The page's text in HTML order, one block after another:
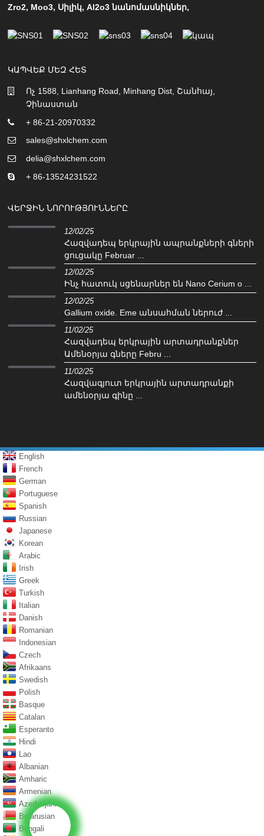
Zro2, Moo3, Սիլիկ,Al2o3 նանոմասնիկներ,
ԿԱՊՎԵՔ ՄԵԶ ՀԵՏ
Ոչ 1588, Lianhang Road, Minhang Dist, Շանհայ,
Չինաստան
+ 86-21-20970332
sales@shxlchem.com
delia@shxlchem.com
+ 86-13524231522
ՎԵՐՋԻՆ ՆՈՐՈՒԹՅՈՒՆՆԵՐԸ
12/02/25
Հազվադեպ երկրային ապրանքների գների
ցուցակը Februar ...
12/02/25
Ինչ հատուկ սցենարներ են Nano Cerium o ...
12/02/25
Gallium oxide. Eme անսահման ներուժ ...
11/02/25
Հազվադեպ երկրային արտադրանքներ
Ամենօրյա գները Febru ...
11/02/25
Հազվագյուտ երկրային արտադրանքի
ամենօրյա գինը ...
English
French
German
Portuguese
Spanish
Russian
Japanese
Korean
Arabic
Irish
Greek
Turkish
Italian
Danish
Romanian
Indonesian
Czech
Afrikaans
Swedish
Polish
Basque
Catalan
Esperanto
Hindi
Lao
Albanian
Amharic
Armenian
Azerbaijani
Belarusian
Bengali